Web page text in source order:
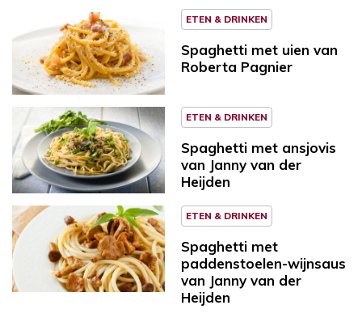
ETEN & DRINKEN
Spaghetti met uien van
Roberta Pagnier
ETEN & DRINKEN
Spaghetti met ansjovis
van Janny van der
Heijden
ETEN & DRINKEN
Spaghetti met
paddenstoelen-wijnsaus
van Janny van der
Heijden